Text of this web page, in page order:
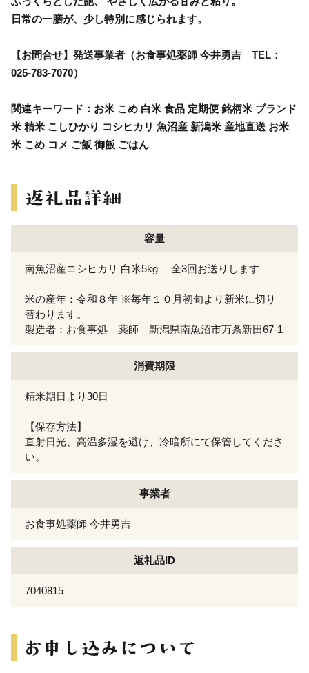
日常の一膳が、少し特別に感じられます。
【お問合せ】発送事業者（お食事処薬師 今井勇吉 TEL：
025-783-7070）
関連キーワード：お米 こめ 白米 食品 定期便 銘柄米 ブランド
米 精米 こしひかり コシヒカリ 魚沼産 新潟米 産地直送 お米
米 こめ コメ ご飯 御飯 ごはん
容量
南魚沼産コシヒカリ 白米5kg 全3回お送りします
米の産年：令和８年 ※毎年１０月初旬より新米に切り
替わります。
製造者：お食事処 薬師 新潟県南魚沼市万条新田67-1
消費期限
精米期日より30日
【保存方法】
直射日光、高温多湿を避け、冷暗所にて保管してくださ
い。
事業者
お食事処薬師 今井勇吉
返礼品ID
7040815